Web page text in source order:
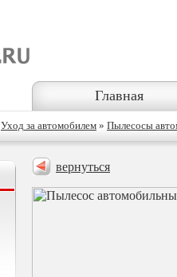
Главная
Уход за автомобилем » Пылесосы
вернуться